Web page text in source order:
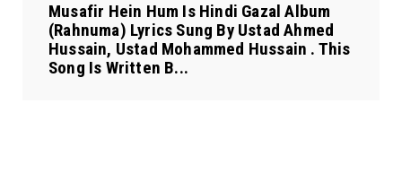
Musafir Hein Hum Is Hindi Gazal Album
(Rahnuma) Lyrics Sung By Ustad Ahmed
Hussain, Ustad Mohammed Hussain . This
Song Is Written B...